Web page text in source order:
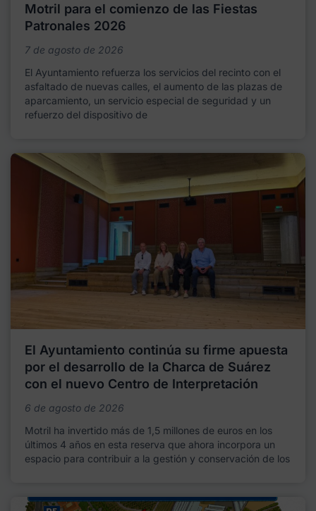
Motril para el comienzo de las Fiestas
Patronales 2026
7 de agosto de 2026
El Ayuntamiento refuerza los servicios del recinto con el
asfaltado de nuevas calles, el aumento de las plazas de
aparcamiento, un servicio especial de seguridad y un
refuerzo del dispositivo de
El Ayuntamiento continúa su firme apuesta
por el desarrollo de la Charca de Suárez
con el nuevo Centro de Interpretación
6 de agosto de 2026
Motril ha invertido más de 1,5 millones de euros en los
últimos 4 años en esta reserva que ahora incorpora un
espacio para contribuir a la gestión y conservación de los